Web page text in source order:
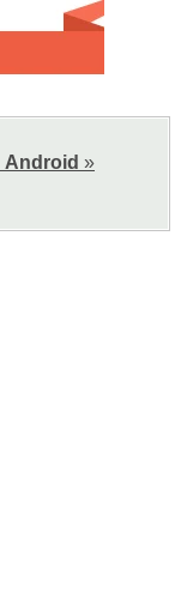
Android »